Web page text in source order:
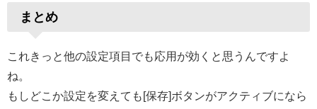
まとめ
これきっと他の設定項目でも応用が効くと思うんですよ
ね。
もしどこか設定を変えても[保存]ボタンがアクティブになら